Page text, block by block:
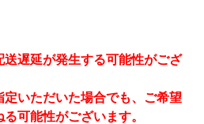
遅延が発生する可能性がござ
いただいた場合でも、ご希望
可能性がございます。